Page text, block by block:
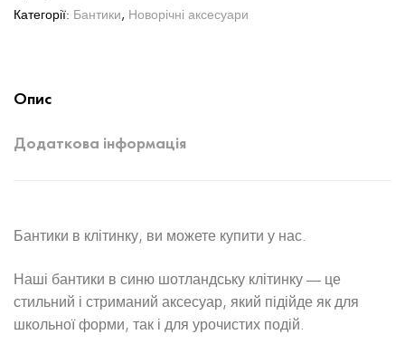
Категорії: Бантики, Новорічні аксесуари
Опис
Додаткова інформація
Бантики в клітинку, ви можете купити у нас.
Наші бантики в синю шотландську клітинку — це
стильний і стриманий аксесуар, який підійде як для
школьної форми, так і для урочистих подій.